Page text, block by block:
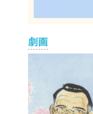
劇画